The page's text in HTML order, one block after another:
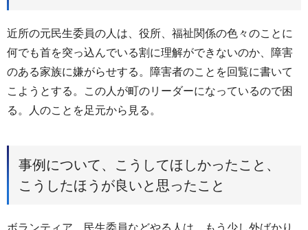
近所の元民生委員の人は、役所、福祉関係の色々のことに
何でも首を突っ込んでいる割に理解ができないのか、障害
のある家族に嫌がらせする。障害者のことを回覧に書いて
こようとする。この人が町のリーダーになっているので困
る。人のことを足元から見る。
事例について、こうしてほしかったこと、
こうしたほうが良いと思ったこと
ボランティア、民生委員などやる人は、もう少し外ばかり